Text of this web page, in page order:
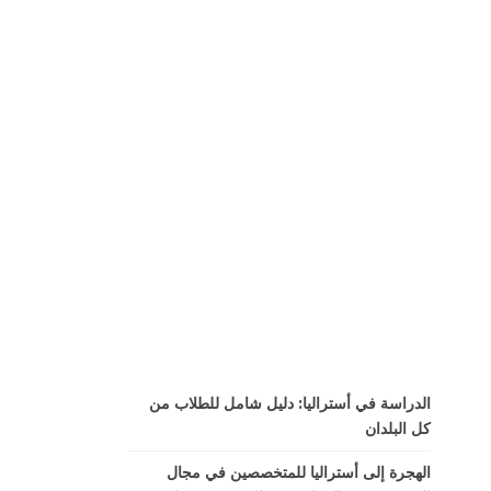
الدراسة في أستراليا: دليل شامل للطلاب من
كل البلدان
الهجرة إلى أستراليا للمتخصصين في مجال